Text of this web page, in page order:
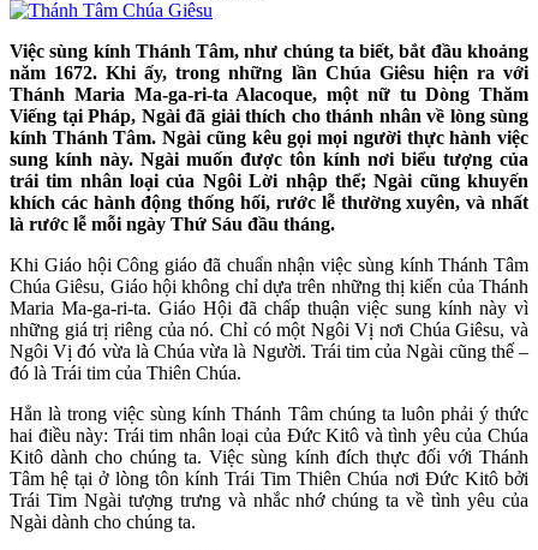
Việc sùng kính Thánh Tâm, như chúng ta biết, bắt đầu khoảng
năm 1672. Khi ấy, trong những lần Chúa Giêsu hiện ra với
Thánh Maria Ma-ga-ri-ta Alacoque, một nữ tu Dòng Thăm
Viếng tại Pháp, Ngài đã giải thích cho thánh nhân về lòng sùng
kính Thánh Tâm. Ngài cũng kêu gọi mọi người thực hành việc
sung kính này. Ngài muốn được tôn kính nơi biểu tượng của
trái tim nhân loại của Ngôi Lời nhập thể; Ngài cũng khuyến
khích các hành động thống hối, rước lễ thường xuyên, và nhất
là rước lễ mỗi ngày Thứ Sáu đầu tháng.
Khi Giáo hội Công giáo đã chuẩn nhận việc sùng kính Thánh Tâm
Chúa Giêsu, Giáo hội không chỉ dựa trên những thị kiến ​​của Thánh
Maria Ma-ga-ri-ta. Giáo Hội đã chấp thuận việc sung kính này vì
những giá trị riêng của nó. Chỉ có một Ngôi Vị nơi Chúa Giêsu, và
Ngôi Vị đó vừa là Chúa vừa là Người. Trái tim của Ngài cũng thế –
đó là Trái tim của Thiên Chúa.
Hẳn là trong việc sùng kính Thánh Tâm chúng ta luôn phải ý thức
hai điều này: Trái tim nhân loại của Đức Kitô và tình yêu của Chúa
Kitô dành cho chúng ta. Việc sùng kính đích thực đối với Thánh
Tâm hệ tại ở lòng tôn kính Trái Tim Thiên Chúa nơi Đức Kitô bởi
Trái Tim Ngài tượng trưng và nhắc nhớ chúng ta về tình yêu của
Ngài dành cho chúng ta.